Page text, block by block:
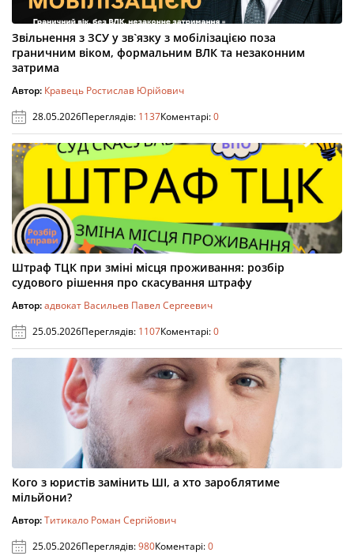
Звільнення з ЗСУ у зв`язку з мобілізацією поза
граничним віком, формальним ВЛК та незаконним
затрима
Автор: Кравець Ростислав Юрійович
28.05.2026Переглядів: 1137Коментарі:0
Штраф ТЦК при зміні місця проживання: розбір
судового рішення про скасування штрафу
Автор:адвокат Васильев Павел Сергеевич
25.05.2026Переглядів: 1107Коментарі:0
Кого з юристів замінить ШІ, а хто зароблятиме
мільйони?
Автор:Титикало Роман Сергійович
25.05.2026Переглядів:980Коментарі:0